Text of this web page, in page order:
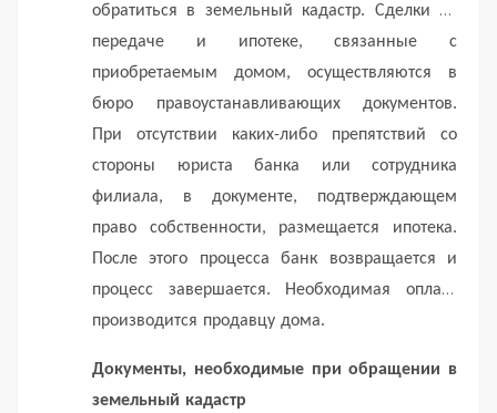
обратиться в земельный кадастр.
Сделки по
передаче и ипотеке, связанные с
приобретаемым домом, осуществляются в
бюро правоустанавливающих документов.
При отсутствии каких-либо препятствий со
стороны юриста банка или сотрудника
филиала, в документе, подтверждающем
право собственности, размещается ипотека.
После этого процесса банк возвращается и
процесс завершается.
Необходимая оплата
производится продавцу дома.
Документы, необходимые при обращении в
земельный кадастр